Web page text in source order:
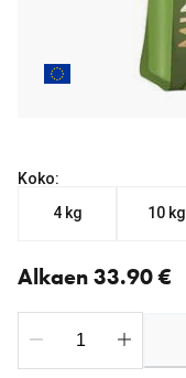
Koko:
4 kg
10 kg
Alkaen 33.90 €